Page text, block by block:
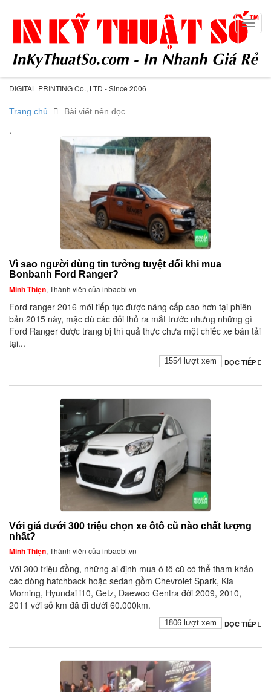
DIGITAL PRINTING Co., LTD - Since 2006
Trang chủ Bài viết nên đọc
.
Vì sao người dùng tin tưởng tuyệt đối khi mua
Bonbanh Ford Ranger?
Minh Thiện, Thành viên của inbaobi.vn
Ford ranger 2016 mới tiếp tục được nâng cấp cao hơn tại phiên
bản 2015 này, mặc dù các đối thủ ra mắt trước nhưng những gì
Ford Ranger được trang bị thì quả thực chưa một chiếc xe bán tải
tại...
ĐỌC TIẾP
1554 lượt xem
Với giá dưới 300 triệu chọn xe ôtô cũ nào chất lượng
nhất?
Minh Thiện, Thành viên của inbaobi.vn
Với 300 triệu đồng, những ai định mua ô tô cũ có thể tham khảo
các dòng hatchback hoặc sedan gồm Chevrolet Spark, Kia
Morning, Hyundai i10, Getz, Daewoo Gentra đời 2009, 2010,
2011 với số km đã đi dưới 60.000km.
ĐỌC TIẾP
1806 lượt xem